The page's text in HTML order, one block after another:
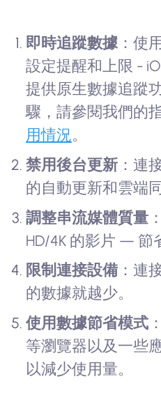
即時追蹤數據 ：使
設定提醒和上限 -
提供原生數據追蹤
驟，請參閱我們的
用情況。
禁用後台更新 ：連
的自動更新和雲端同
調整串流媒體質量
HD/4K 的影片 — 節
限制連接設備 ：連
的數據就越少。
使用數據節省模式
等瀏覽器以及一些
以減少使用量。